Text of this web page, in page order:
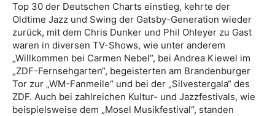
Top 30 der Deutschen Charts einstieg, kehrte der
Oldtime Jazz und Swing der Gatsby-Generation wieder
zurück, mit dem Chris Dunker und Phil Ohleyer zu Gast
waren in diversen TV-Shows, wie unter anderem
„Willkommen bei Carmen Nebel“, bei Andrea Kiewel im
„ZDF-Fernsehgarten“, begeisterten am Brandenburger
Tor zur „WM-Fanmeile“ und bei der „Silvestergala“ des
ZDF. Auch bei zahlreichen Kultur- und Jazzfestivals, wie
beispielsweise dem „Mosel Musikfestival“, standen